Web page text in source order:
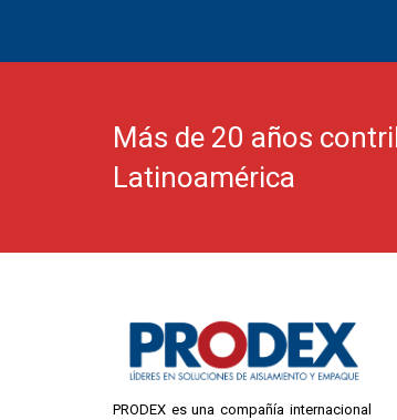
Más de 20 años
Latinoamérica
PRODEX es una compañía internacional